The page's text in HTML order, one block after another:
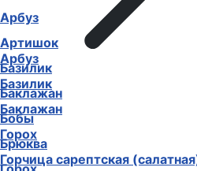
Арбуз
Базилик
Баклажан
Горох
Горчица сарептская
Арбуз
Артишок
Базилик
Баклажан
Бобы
Брюква